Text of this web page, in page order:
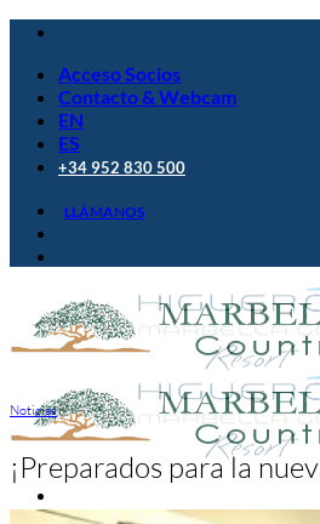
Saltar
contenidoAcceso Socios
Contacto & Webcam
EN
ES
+34 952 830 500
LLÁMANOS
Noticias
¡Preparados para la